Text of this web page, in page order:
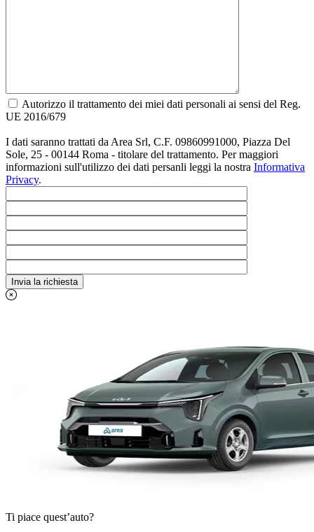
Autorizzo il trattamento dei miei dati personali ai sensi del Reg.
UE 2016/679
I dati saranno trattati da Area Srl, C.F. 09860991000, Piazza Del
Sole, 25 - 00144 Roma - titolare del trattamento. Per maggiori
informazioni sull'utilizzo dei dati persanli leggi la nostra Informativa
Privacy.
Ti piace quest’auto?